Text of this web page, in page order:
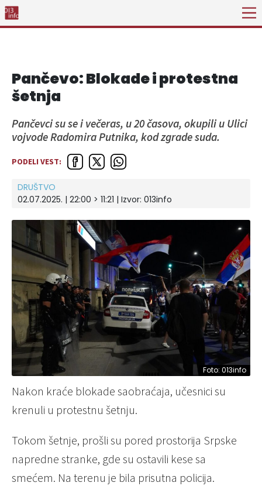
Pančevo: Blokade i protestna
šetnja
Pančevci su se i večeras, u 20 časova, okupili u Ulici
vojvode Radomira Putnika, kod zgrade suda.
PODELI VEST:
DRUŠTVO
02.07.2025. | 22:00 > 11:21 | Izvor: 013info
Foto: 013info
Nakon kraće blokade saobraćaja, učesnici su
krenuli u protestnu šetnju.
Tokom šetnje, prošli su pored prostorija Srpske
napredne stranke, gde su ostavili kese sa
smećem. Na terenu je bila prisutna policija.